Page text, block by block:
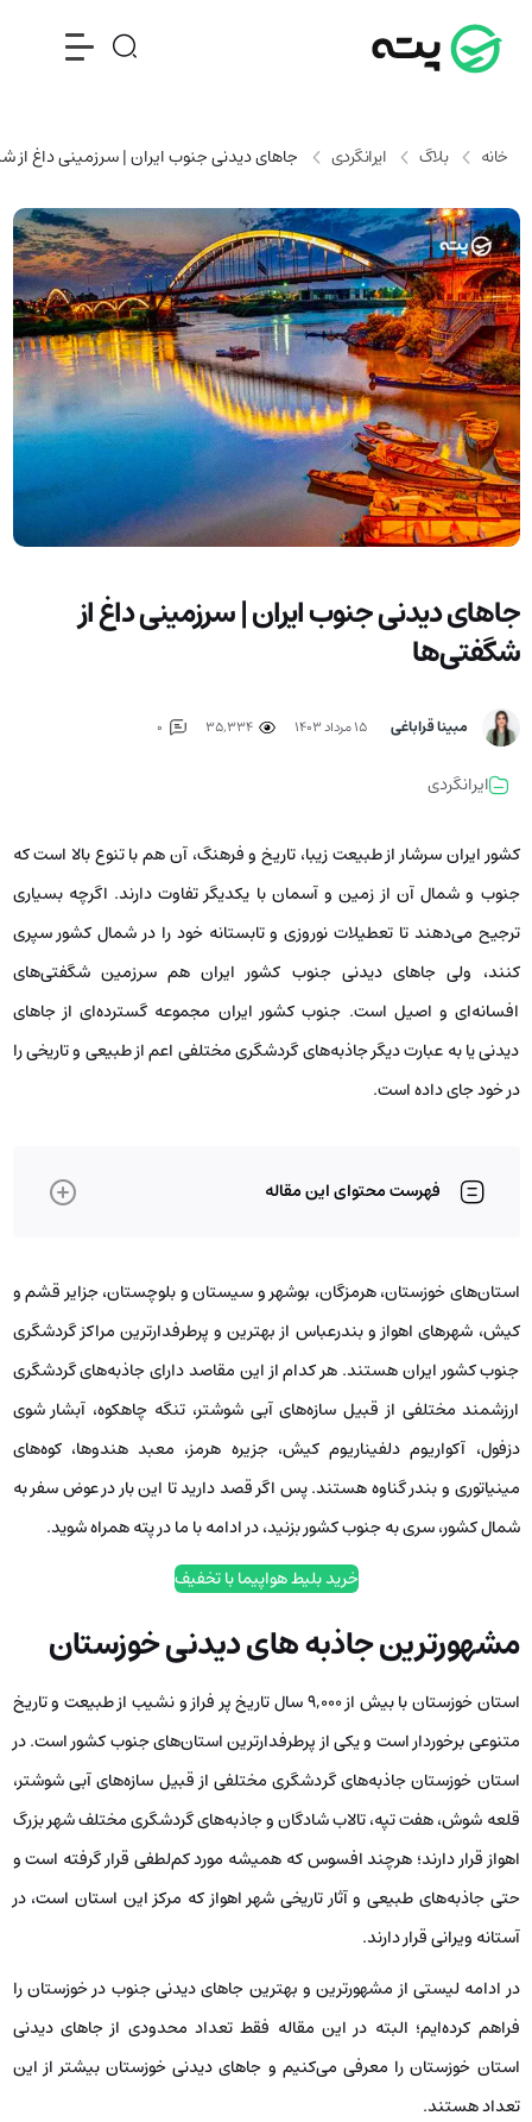
خانه بلاگ ایرانگردی جاهای دیدنی جنوب ایران | سرزمینی داغ از
جاهای دیدنی جنوب ایران | سرزمینی داغ از
شگفتی‌ها
مبینا قراباغی ۱۵ مرداد ۱۴۰۳ 35,334
ایرانگردی
کشور ایران سرشار از طبیعت زیبا، تاریخ و فرهنگ، آن هم با تنوع بالا است که
جنوب و شمال آن از زمین و آسمان با یکدیگر تفاوت دارند. اگرچه بسیاری
ترجیح می‌دهند تا تعطیلات نوروزی و تابستانه خود را در شمال کشور سپری
کنند، ولی جاهای دیدنی جنوب کشور ایران هم سرزمین شگفتی‌های
افسانه‌ای و اصیل است. جنوب کشور ایران مجموعه گسترده‌ای از جاهای
دیدنی یا به عبارت دیگر جاذبه‌های گردشگری مختلفی اعم از طبیعی و تاریخی را
در خود جای داده است.
فهرست محتوای این مقاله
استان‌های خوزستان، هرمزگان، بوشهر و سیستان و بلوچستان، جزایر قشم و
کیش، شهرهای اهواز و بندرعباس از بهترین و پرطرفدارترین مراکز گردشگری
جنوب کشور ایران هستند. هر کدام از این مقاصد دارای جاذبه‌های گردشگری
ارزشمند مختلفی از قبیل سازه‌های آبی شوشتر، تنگه چاهکوه، آبشار شوی
دزفول، آکواریوم دلفیناریوم کیش، جزیره هرمز، معبد هندوها، کوه‌های
مینیاتوری و بندر گناوه هستند. پس اگر قصد دارید تا این بار در عوض سفر به
شمال کشور، سری به جنوب کشور بزنید، در ادامه با ما در پته همراه شوید.
خرید بلیط هواپیما با تخفیف
مشهورترین جاذبه های دیدنی خوزستان
استان خوزستان با بیش از 9,000 سال تاریخ پر فراز و نشیب از طبیعت و تاریخ
متنوعی برخوردار است و یکی از پرطرفدارترین استان‌های جنوب کشور است. در
استان خوزستان جاذبه‌های گردشگری مختلفی از قبیل سازه‌های آبی شوشتر،
قلعه شوش، هفت تپه، تالاب شادگان و جاذبه‌های گردشگری مختلف شهر بزرگ
اهواز قرار دارند؛ هرچند افسوس که همیشه مورد کم‌لطفی قرار گرفته است و
حتی جاذبه‌های طبیعی و آثار تاریخی شهر اهواز که مرکز این استان است، در
آستانه ویرانی قرار دارند.
در ادامه لیستی از مشهورترین و بهترین جاهای دیدنی جنوب در خوزستان را
فراهم کرده‌ایم؛ البته در این مقاله فقط تعداد محدودی از جاهای دیدنی
استان خوزستان را معرفی می‌کنیم و جاهای دیدنی خوزستان بیشتر از این
تعداد هستند.